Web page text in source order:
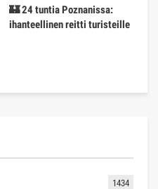
🏰 24 tuntia Poznanissa:
ihanteellinen reitti turisteille
1434